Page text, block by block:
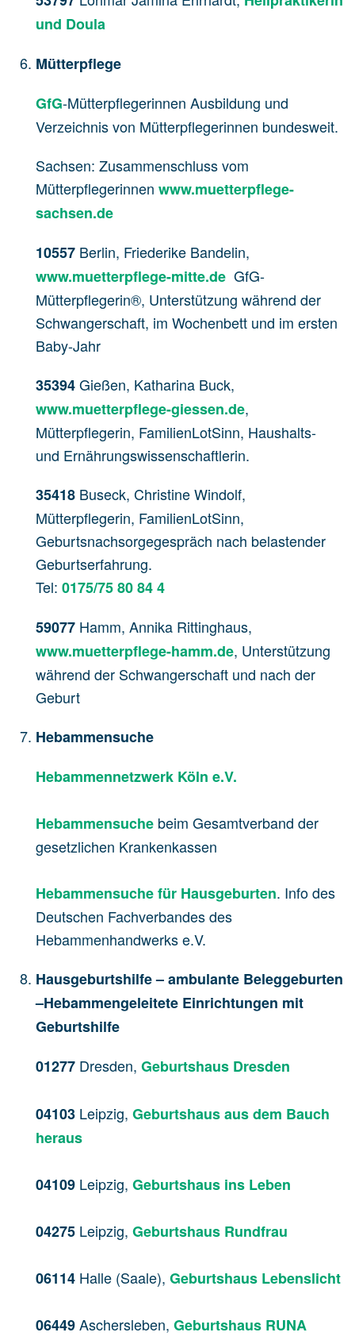
und Doula
Mütterpflege
GfG-Mütterpflegerinnen Ausbildung und
Verzeichnis von Mütterpflegerinnen bundesweit.
Sachsen: Zusammenschluss vom
Mütterpflegerinnen www.muetterpflege-
sachsen.de
10557 Berlin, Friederike Bandelin,
www.muetterpflege-mitte.de GfG-
Mütterpflegerin®, Unterstützung während der
Schwangerschaft, im Wochenbett und im ersten
Baby-Jahr
35394Gießen, Katharina Buck,
www.muetterpflege-giessen.de,
Mütterpflegerin, FamilienLotSinn, Haushalts-
und Ernährungswissenschaftlerin.
35418 Buseck, Christine Windolf,
Mütterpflegerin, FamilienLotSinn,
Geburtsnachsorgegespräch nach belastender
Geburtserfahrung.
Tel: 0175/75 80 84 4
59077 Hamm, Annika Rittinghaus,
www.muetterpflege-hamm.de, Unterstützung
während der Schwangerschaft und nach der
Geburt
Hebammensuche
Hebammennetzwerk Köln e.V.
Hebammensuche beim Gesamtverband der
gesetzlichen Krankenkassen
Hebammensuche für Hausgeburten. Info des
Deutschen Fachverbandes des
Hebammenhandwerks e.V.
Hausgeburtshilfe – ambulante Beleggeburten
–Hebammengeleitete Einrichtungen mit
Geburtshilfe
01277 Dresden, Geburtshaus Dresden
04103 Leipzig, Geburtshaus aus dem Bauch
heraus
04109 Leipzig, Geburtshaus ins Leben
04275 Leipzig, Geburtshaus Rundfrau
06114 Halle (Saale), Geburtshaus Lebenslicht
06449Aschersleben, Geburtshaus RUNA